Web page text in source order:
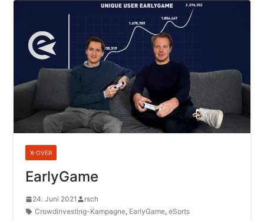
X-OVER
EarlyGame
24. Juni 2021
rsch
Crowdinvesting-Kampagne, EarlyGame, eSorts